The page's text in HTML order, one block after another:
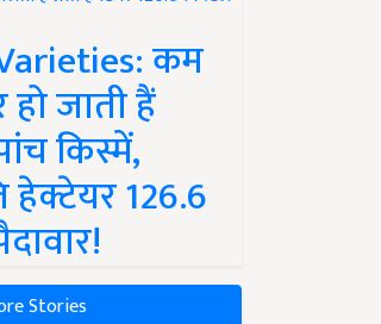
कम
जाती हैं
किस्में,
हेक्टेयर 126.6
Stories